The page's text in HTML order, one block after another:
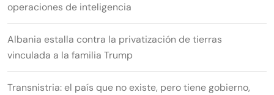
operaciones de inteligencia
Albania estalla contra la privatización de tierras
vinculada a la familia Trump
Transnistria: el país que no existe, pero tiene gobierno,